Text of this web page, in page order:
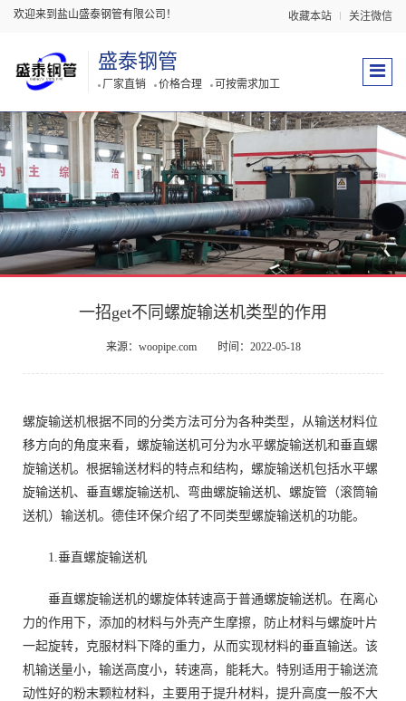
欢迎来到盐山盛泰钢管有限公司！ 收藏本站 关注微信
盛泰钢管
厂家直销 价格合理 可按需求加工
一招get不同螺旋输送机类型的作用
来源：woopipe.com 时间：2022-05-18
螺旋输送机根据不同的分类方法可分为各种类型，从输送材料位
移方向的角度来看，螺旋输送机可分为水平螺旋输送机和垂直螺
旋输送机。根据输送材料的特点和结构，螺旋输送机包括水平螺
旋输送机、垂直螺旋输送机、弯曲螺旋输送机、螺旋管（滚筒输
送机）输送机。德佳环保介绍了不同类型螺旋输送机的功能。
1.垂直螺旋输送机
垂直螺旋输送机的螺旋体转速高于普通螺旋输送机。在离心
力的作用下，添加的材料与外壳产生摩擦，防止材料与螺旋叶片
一起旋转，克服材料下降的重力，从而实现材料的垂直输送。该
机输送量小，输送高度小，转速高，能耗大。特别适用于输送流
动性好的粉末颗粒材料，主要用于提升材料，提升高度一般不大